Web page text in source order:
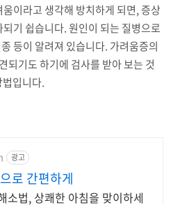
이라고 생각해 방치하게 되면, 증상
기 쉽습니다. 원인이 되는 질병으로
등이 알려져 있습니다. 가려움증의
되기도 하기에 검사를 받아 보는 것
입니다.
광고
로 간편하게
소법, 상쾌한 아침을 맞이하세